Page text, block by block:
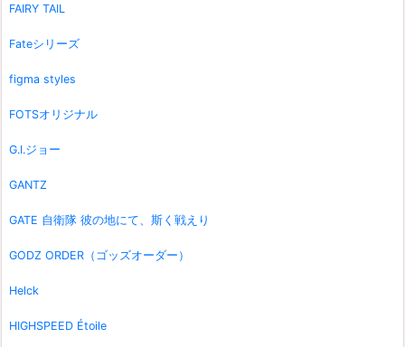
FAIRY TAIL
Fateシリーズ
figma styles
FOTSオリジナル
G.I.ジョー
GANTZ
GATE 自衛隊 彼の地にて、斯く戦えり
GODZ ORDER（ゴッズオーダー）
Helck
HIGHSPEED Étoile